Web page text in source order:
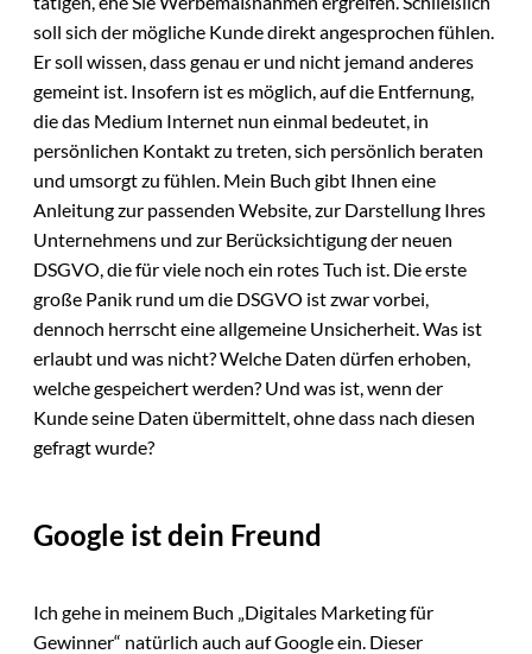
soll sich der mögliche Kunde direkt angesprochen fühlen.
Er soll wissen, dass genau er und nicht jemand anderes
gemeint ist. Insofern ist es möglich, auf die Entfernung,
die das Medium Internet nun einmal bedeutet, in
persönlichen Kontakt zu treten, sich persönlich beraten
und umsorgt zu fühlen. Mein Buch gibt Ihnen eine
Anleitung zur passenden Website, zur Darstellung Ihres
Unternehmens und zur Berücksichtigung der neuen
DSGVO, die für viele noch ein rotes Tuch ist. Die erste
große Panik rund um die DSGVO ist zwar vorbei,
dennoch herrscht eine allgemeine Unsicherheit. Was ist
erlaubt und was nicht? Welche Daten dürfen erhoben,
welche gespeichert werden? Und was ist, wenn der
Kunde seine Daten übermittelt, ohne dass nach diesen
gefragt wurde?
Google ist dein Freund
Ich gehe in meinem Buch „Digitales Marketing für
Gewinner“ natürlich auch auf Google ein. Dieser